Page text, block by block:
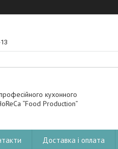
кухонного
“Food Production”
Доставка і оплата